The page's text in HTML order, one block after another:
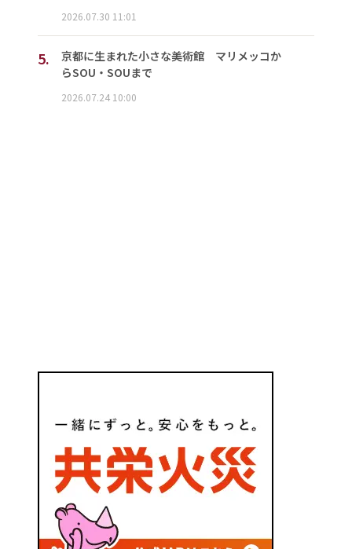
2026.07.30 11:01
5.
京都に生まれた小さな美術館 マリメッコか
らSOU・SOUまで
2026.07.24 10:00